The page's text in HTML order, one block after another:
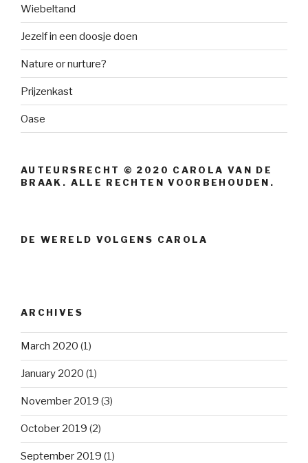
Wiebeltand
Jezelf in een doosje doen
Nature or nurture?
Prijzenkast
Oase
AUTEURSRECHT © 2020 CAROLA VAN DE
BRAAK. ALLE RECHTEN VOORBEHOUDEN.
DE WERELD VOLGENS CAROLA
ARCHIVES
March 2020 (1)
January 2020 (1)
November 2019 (3)
October 2019 (2)
September 2019 (1)